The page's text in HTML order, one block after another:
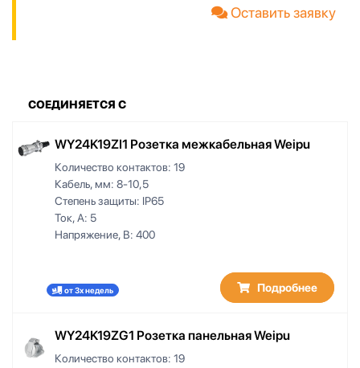
Оставить заявку
СОЕДИНЯЕТСЯ С
WY24K19ZI1 Розетка межкабельная Weipu
Количество контактов: 19
Кабель, мм: 8-10,5
Степень защиты: IP65
Ток, А: 5
Напряжение, В: 400
от 3х недель Подробнее
WY24K19ZG1 Розетка панельная Weipu
Количество контактов: 19